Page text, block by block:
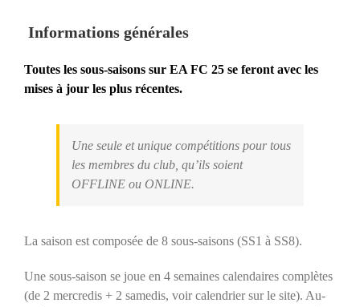
Informations générales
Toutes les sous-saisons sur EA FC 25 se feront avec les
mises à jour les plus récentes.
Une seule et unique compétitions pour tous
les membres du club, qu’ils soient
OFFLINE ou ONLINE.
La saison est composée de 8 sous-saisons (SS1 à SS8).
Une sous-saison se joue en 4 semaines calendaires complètes
(de 2 mercredis + 2 samedis, voir calendrier sur le site). Au-